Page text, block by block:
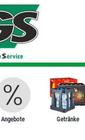
Angebote Getränke